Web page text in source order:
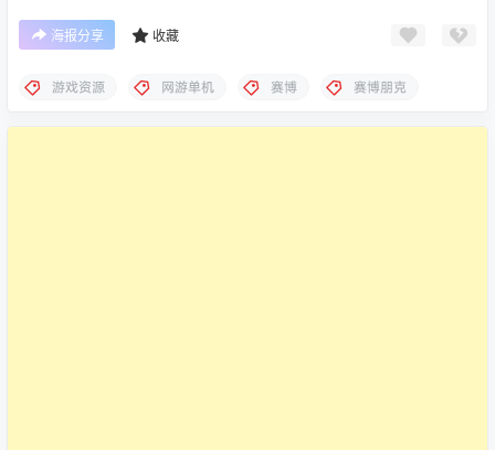
海报分享 收藏
游戏资源 网游单机 赛博 赛博朋克